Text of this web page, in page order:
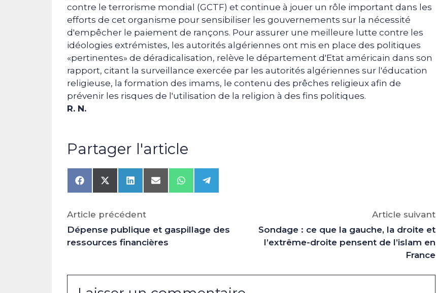
contre le terrorisme mondial (GCTF) et continue à jouer un rôle important dans les
efforts de cet organisme pour sensibiliser les gouvernements sur la nécessité
d'empêcher le paiement de rançons. Pour assurer une meilleure lutte contre les
idéologies extrémistes, les autorités algériennes ont mis en place des politiques
«pertinentes» de déradicalisation, relève le département d'Etat américain dans son
rapport, citant la surveillance exercée par les autorités algériennes sur l'éducation
religieuse, la formation des imams, le contenu des prêches religieux afin de
prévenir les risques de l'utilisation de la religion à des fins politiques.
R. N.
Partager l'article
Share
on
Share
on
(Twitter)
Share
on
Share
on
Share
on
Share
on
Article précédent
Dépense publique et gaspillage des
ressources financières
Article suivant
Sondage : ce que la gauche, la droite et
l’extrême-droite pensent de l’islam en
France